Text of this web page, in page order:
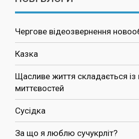
Чергове відеозвернення
Казка
Щасливе життя складається
миттєвостей
Сусідка
За що я люблю сучукрліт?